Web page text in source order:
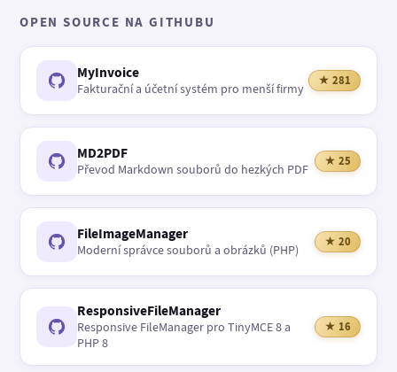
OPEN SOURCE NA GITHUBU
MyInvoice
Fakturační a účetní systém pro menší firmy
★ 281
MD2PDF
Převod Markdown souborů do hezkých PDF
★ 25
FileImageManager
Moderní správce souborů a obrázků (PHP)
★ 20
ResponsiveFileManager
Responsive FileManager pro TinyMCE 8 a
PHP 8
★ 16